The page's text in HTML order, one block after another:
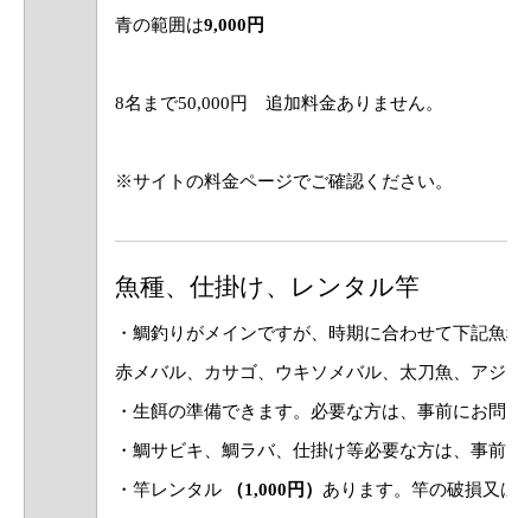
青の範囲は9,000円
8名まで50,000円 追加料金ありません。
※サイトの料金ページでご確認ください。
魚種、仕掛け、レンタル竿
・鯛釣りがメインですが、時期に合わせて下記魚
赤メバル、カサゴ、ウキソメバル、太刀魚、アジ
・生餌の準備できます。必要な方は、事前にお問
・鯛サビキ、鯛ラバ、仕掛け等必要な方は、事前
・竿レンタル （1,000円） あります。竿の破損又は